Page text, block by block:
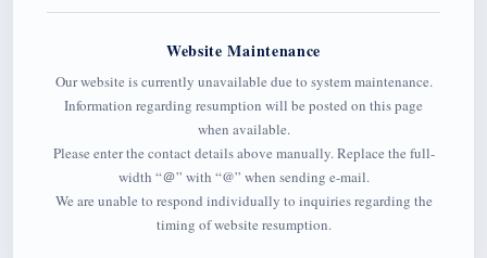
Website Maintenance
Our website is currently unavailable due to system maintenance.
Information regarding resumption will be posted on this page
when available.
Please enter the contact details above manually. Replace the full-
width “＠” with “@” when sending e-mail.
We are unable to respond individually to inquiries regarding the
timing of website resumption.